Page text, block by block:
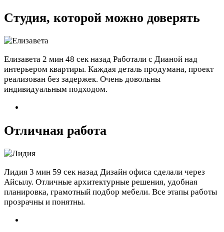
Студия, которой можно доверять
Елизавета 2 мин 48 сек назад Работали с Дианой над
интерьером квартиры. Каждая деталь продумана, проект
реализован без задержек. Очень довольны
индивидуальным подходом.
Отличная работа
Лидия 3 мин 59 сек назад Дизайн офиса сделали через
Айсылу. Отличные архитектурные решения, удобная
планировка, грамотный подбор мебели. Все этапы работы
прозрачны и понятны.